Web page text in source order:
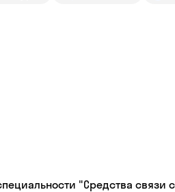
"Средства